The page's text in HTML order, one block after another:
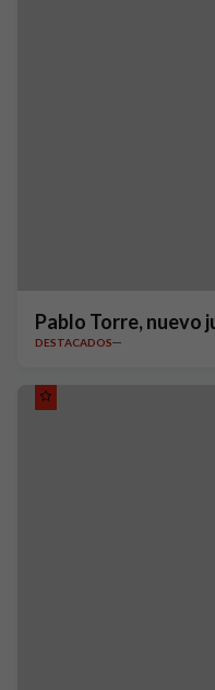
Pablo Torre, nuevo
DESTACADOS